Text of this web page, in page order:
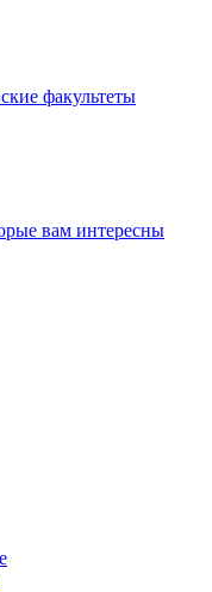
факультеты
вам интересны